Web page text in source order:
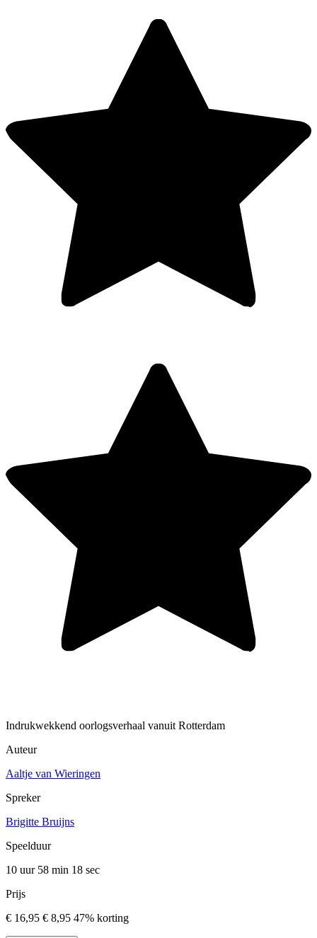
Indrukwekkend oorlogsverhaal vanuit Rotterdam
Auteur
Aaltje van Wieringen
Spreker
Brigitte Bruijns
Speelduur
10 uur 58 min 18 sec
Prijs
€ 16,95 € 8,95 47% korting